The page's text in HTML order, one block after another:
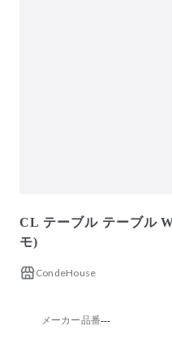
CL テーブル テーブル
モ)
CondeHouse
メーカー品番---